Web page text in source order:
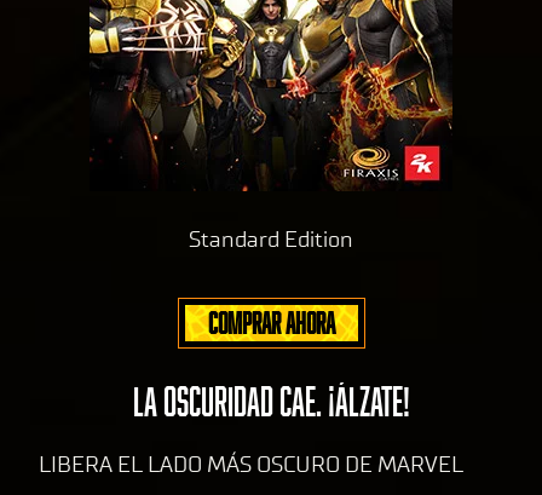
Standard Edition
COMPRAR AHORA
LA OSCURIDAD CAE. ¡ÁLZATE!
LIBERA EL LADO MÁS OSCURO DE MARVEL